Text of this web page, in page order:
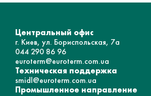
Центральный офис
г. Киев, ул. Бориспольская, 7а
044 290 86 96
euroterm@euroterm.com.ua
Техническая поддержка
smidl@euroterm.com.ua
Промышленное направление